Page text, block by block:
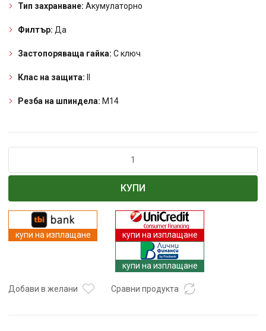
Тип захранване: Акумулаторно
Филтър: Да
Застопоряваща гайка: С ключ
Клас на защита:
Резба на шпиндела: M14
Ъглошлайф
безчетков
Solo
RDI-
КУПИ
купи на изплащане купи на изплащане
купи на изплащане
Добави в желани Сравни продукта